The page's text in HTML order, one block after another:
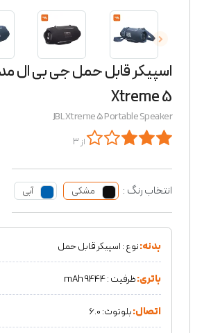
Xtreme 5
JBL Xtreme 5 Portable Speaker
از 3
انتخاب رنگ : مشکی آبی
بدنه:نوع : اسپیکر قابل حمل
باتری:ظرفیت : 9444 mAh
اتصال:بلوتوث: 6.0